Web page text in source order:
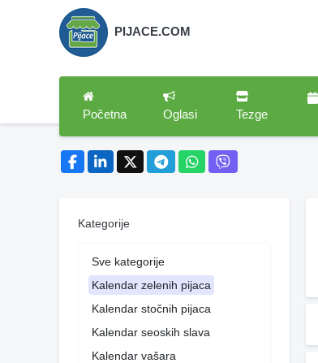
PIJACE.COM
Početna Oglasi Tezge
Kategorije
Sve kategorije
Kalendar zelenih pijaca
Kalendar stočnih pijaca
Kalendar seoskih slava
Kalendar vašara